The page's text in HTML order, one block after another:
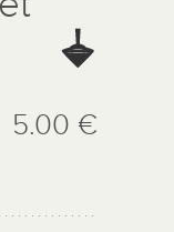
5.00 €